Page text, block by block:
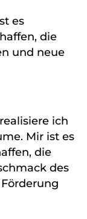
es
die
und neue
ich
Mir ist es
die
des